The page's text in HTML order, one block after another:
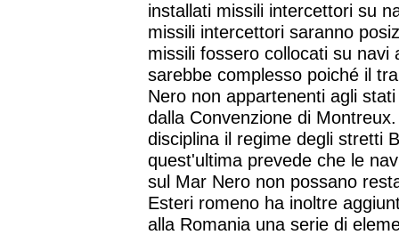
installati missili intercettori su
missili intercettori saranno
missili fossero collocati su
sarebbe complesso poiché il
Nero non appartenenti agli
dalla Convenzione di
disciplina il regime degli stretti
quest'ultima prevede che le
sul Mar Nero non possano
Esteri romeno ha inoltre
alla Romania una serie di